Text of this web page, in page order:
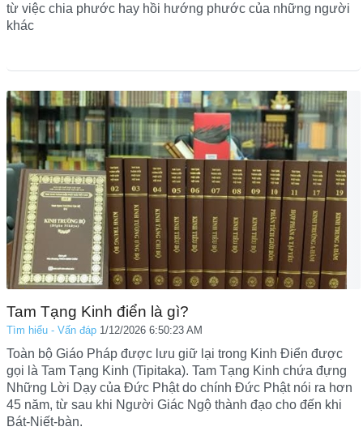
từ việc chia phước hay hồi hướng phước của những người
khác
Tam Tạng Kinh điển là gì?
Tìm hiểu - Vấn đáp 1/12/2026 6:50:23 AM
Toàn bộ Giáo Pháp được lưu giữ lại trong Kinh Điển được
gọi là Tam Tạng Kinh (Tipitaka). Tam Tạng Kinh chứa đựng
Những Lời Dạy của Đức Phật do chính Đức Phật nói ra hơn
45 năm, từ sau khi Người Giác Ngộ thành đạo cho đến khi
Bát-Niết-bàn.